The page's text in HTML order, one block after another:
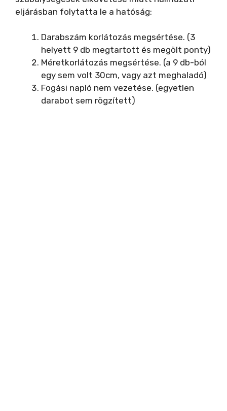
eljárásban folytatta le a hatóság:
Darabszám korlátozás megsértése. (3
helyett 9 db megtartott és megölt ponty)
Méretkorlátozás megsértése. (a 9 db-ból
egy sem volt 30cm, vagy azt meghaladó)
Fogási napló nem vezetése. (egyetlen
darabot sem rögzített)